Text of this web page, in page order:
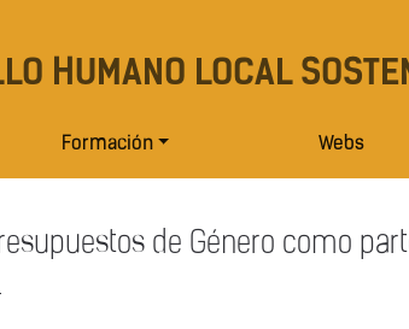
HUMANO LOCAL
Formación Webs
de Género como